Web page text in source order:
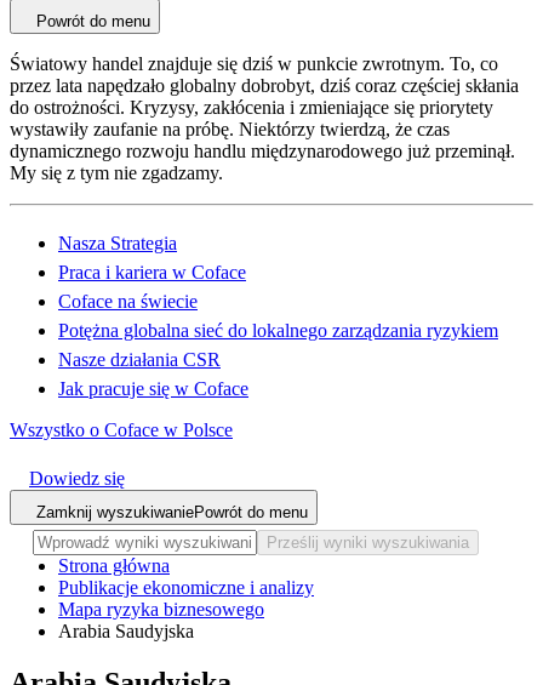
Powrót do menu
Światowy handel znajduje się dziś w punkcie zwrotnym. To, co
przez lata napędzało globalny dobrobyt, dziś coraz częściej skłania
do ostrożności. Kryzysy, zakłócenia i zmieniające się priorytety
wystawiły zaufanie na próbę. Niektórzy twierdzą, że czas
dynamicznego rozwoju handlu międzynarodowego już przeminął.
My się z tym nie zgadzamy.
Nasza Strategia
Praca i kariera w Coface
Coface na świecie
Potężna globalna sieć do lokalnego zarządzania ryzykiem
Nasze działania CSR
Jak pracuje się w Coface
Wszystko o Coface w Polsce
Dowiedz się
Zamknij wyszukiwaniePowrót do menu
Prześlij wyniki wyszukiwania
Strona główna
Publikacje ekonomiczne i analizy
Mapa ryzyka biznesowego
Arabia Saudyjska